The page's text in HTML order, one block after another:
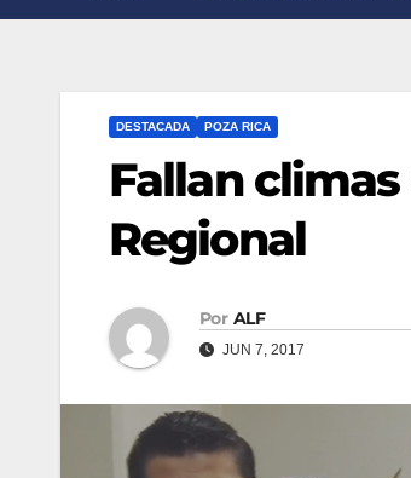
DESTACADA POZA RICA
Fallan
Regional
Por ALF
JUN 7, 2017